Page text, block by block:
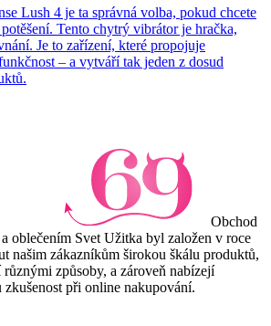
Lush 4 je ta správná volba, pokud chcete
Tento chytrý vibrátor je hračka,
Je to zařízení, které propojuje
– a vytváří tak jeden z dosud
Obchod
oblečením Svet Užitka byl založen v roce
našim zákazníkům širokou škálu produktů,
různými způsoby, a zároveň nabízejí
při online nakupování.